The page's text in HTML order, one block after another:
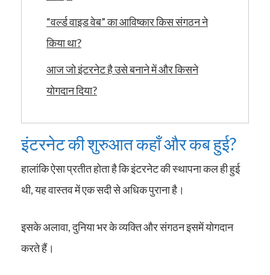
“वर्ल्ड वाइड वेब” का आविष्कार किस संगठन ने
किया था?
आज जो इंटरनेट है उसे बनाने में और किसने
योगदान दिया?
इंटरनेट की शुरुआत कहाँ और कब हुई?
हालांकि ऐसा प्रतीत होता है कि इंटरनेट की स्थापना कल ही हुई
थी, यह वास्तव में एक सदी से अधिक पुराना है।
इसके अलावा, दुनिया भर के व्यक्ति और संगठन इसमें योगदान
करते हैं।